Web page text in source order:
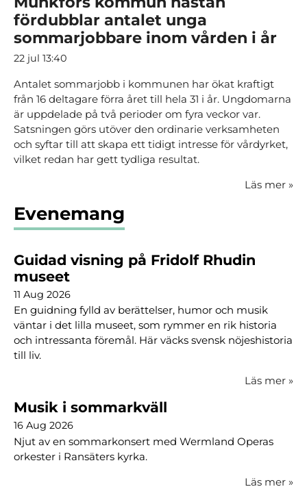
fördubblar antalet unga
sommarjobbare inom vården i år
22 jul 13:40
Antalet sommarjobb i kommunen har ökat kraftigt
från 16 deltagare förra året till hela 31 i år. Ungdomarna
är uppdelade på två perioder om fyra veckor var.
Satsningen görs utöver den ordinarie verksamheten
och syftar till att skapa ett tidigt intresse för vårdyrket,
vilket redan har gett tydliga resultat.
Läs mer »
Evenemang
Guidad visning på Fridolf Rhudin
museet
11 Aug 2026
En guidning fylld av berättelser, humor och musik
väntar i det lilla museet, som rymmer en rik historia
och intressanta föremål. Här väcks svensk nöjeshistoria
till liv.
Läs mer »
Musik i sommarkväll
16 Aug 2026
Njut av en sommarkonsert med Wermland Operas
orkester i Ransäters kyrka.
Läs mer »